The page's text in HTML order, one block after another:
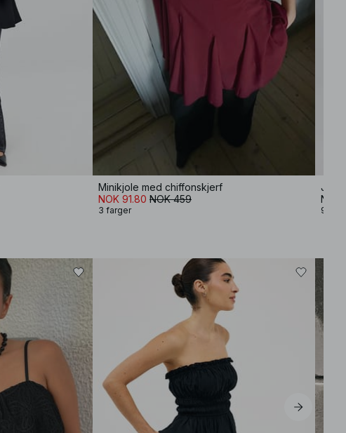
Minikjole med chiffonskjerf
NOK 91.80 NOK 459
3 farger
NOK
9